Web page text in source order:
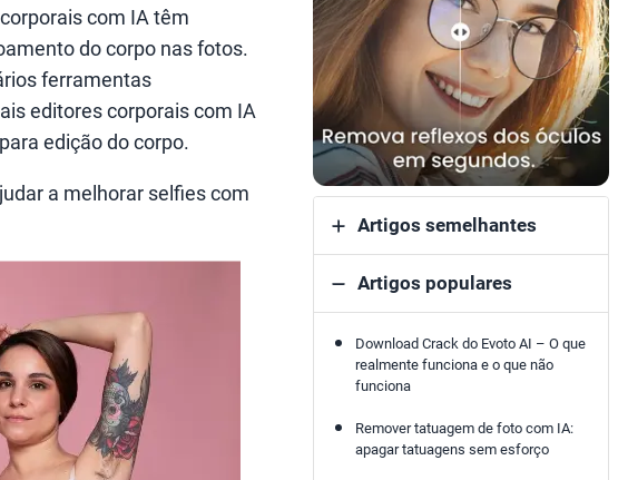
com IA têm
do corpo nas fotos.
ferramentas
editores corporais com IA
edição do corpo.
a melhorar selfies com
Artigos semelhantes
Artigos populares
Download Crack do Evoto AI – O que
realmente funciona e o que não
funciona
Remover tatuagem de foto com IA:
apagar tatuagens sem esforço